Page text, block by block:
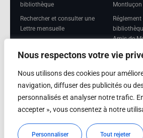
Nous respectons votre vie
Nous utilisons des cookies pour
navigation, diffuser des publicités ou
personnalisés et analyser notre trafic.
accepter », vous consentez à notre
Personnaliser Tout rejeter
bibliothèque
Rechercher et consulter une
Lettre mensuelle
mensuelle
Montluçon
Amis de
Mentions
Adhérer